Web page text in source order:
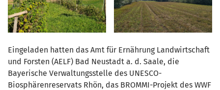
Eingeladen hatten das Amt für Ernährung Landwirtschaft
und Forsten (AELF) Bad Neustadt a. d. Saale, die
Bayerische Verwaltungsstelle des UNESCO-
Biosphärenreservats Rhön, das BROMMI-Projekt des WWF